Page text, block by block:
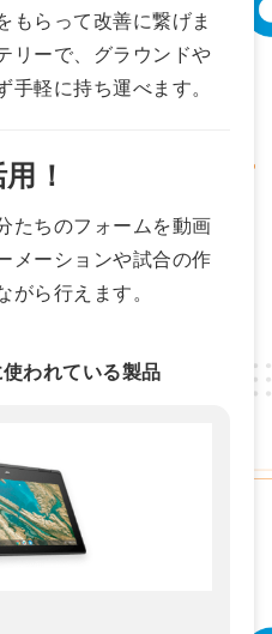
もらって改善に繋げま
リーで、グラウンドや
手軽に持ち運べます。
！
たちのフォームを動画
メーションや試合の作
がら行えます。
われている製品